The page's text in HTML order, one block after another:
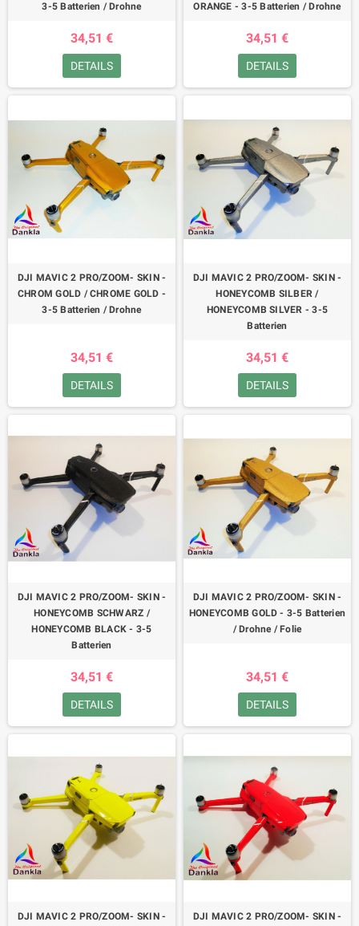
3-5 Batterien / Drohne
34,51 €
DETAILS
ORANGE - 3-5 Batterien / Drohne
34,51 €
DETAILS
DJI MAVIC 2 PRO/ZOOM- SKIN -
CHROM GOLD / CHROME GOLD -
3-5 Batterien / Drohne
34,51 €
DETAILS
DJI MAVIC 2 PRO/ZOOM- SKIN -
HONEYCOMB SILBER /
HONEYCOMB SILVER - 3-5
Batterien
34,51 €
DETAILS
DJI MAVIC 2 PRO/ZOOM- SKIN -
HONEYCOMB SCHWARZ /
HONEYCOMB BLACK - 3-5
Batterien
34,51 €
DETAILS
DJI MAVIC 2 PRO/ZOOM- SKIN -
HONEYCOMB GOLD - 3-5 Batterien
/ Drohne / Folie
34,51 €
DETAILS
DJI MAVIC 2 PRO/ZOOM- SKIN -
DJI MAVIC 2 PRO/ZOOM- SKIN -